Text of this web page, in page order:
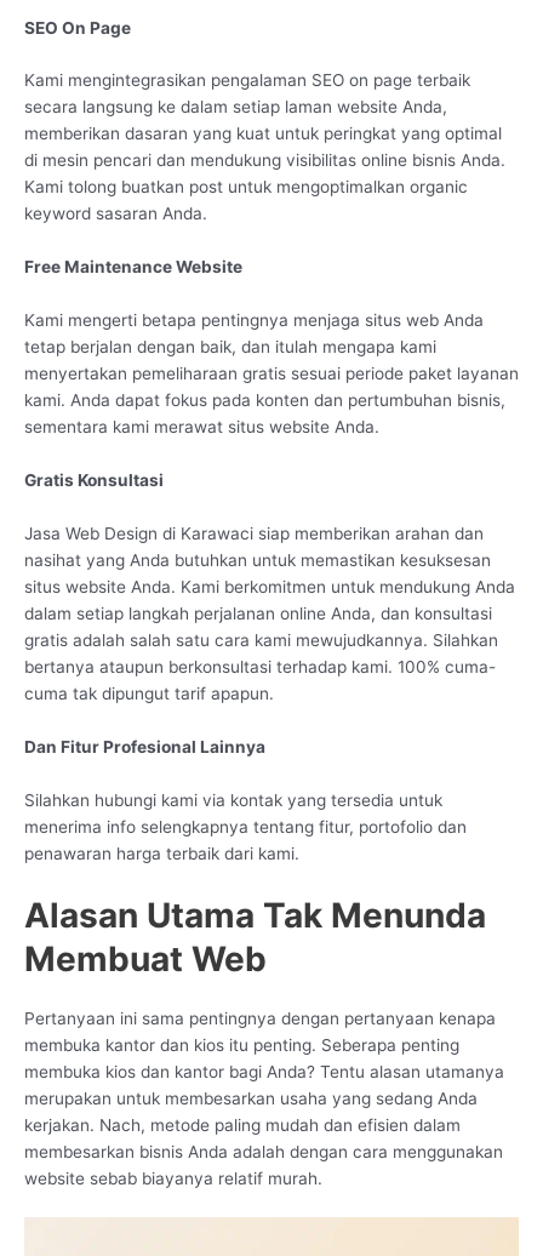
SEO On Page
Kami mengintegrasikan pengalaman SEO on page terbaik
secara langsung ke dalam setiap laman website Anda,
memberikan dasaran yang kuat untuk peringkat yang optimal
di mesin pencari dan mendukung visibilitas online bisnis Anda.
Kami tolong buatkan post untuk mengoptimalkan organic
keyword sasaran Anda.
Free Maintenance Website
Kami mengerti betapa pentingnya menjaga situs web Anda
tetap berjalan dengan baik, dan itulah mengapa kami
menyertakan pemeliharaan gratis sesuai periode paket layanan
kami. Anda dapat fokus pada konten dan pertumbuhan bisnis,
sementara kami merawat situs website Anda.
Gratis Konsultasi
Jasa Web Design di Karawaci siap memberikan arahan dan
nasihat yang Anda butuhkan untuk memastikan kesuksesan
situs website Anda. Kami berkomitmen untuk mendukung Anda
dalam setiap langkah perjalanan online Anda, dan konsultasi
gratis adalah salah satu cara kami mewujudkannya. Silahkan
bertanya ataupun berkonsultasi terhadap kami. 100% cuma-
cuma tak dipungut tarif apapun.
Dan Fitur Profesional Lainnya
Silahkan hubungi kami via kontak yang tersedia untuk
menerima info selengkapnya tentang fitur, portofolio dan
penawaran harga terbaik dari kami.
Alasan Utama Tak Menunda
Membuat Web
Pertanyaan ini sama pentingnya dengan pertanyaan kenapa
membuka kantor dan kios itu penting. Seberapa penting
membuka kios dan kantor bagi Anda? Tentu alasan utamanya
merupakan untuk membesarkan usaha yang sedang Anda
kerjakan. Nach, metode paling mudah dan efisien dalam
membesarkan bisnis Anda adalah dengan cara menggunakan
website sebab biayanya relatif murah.